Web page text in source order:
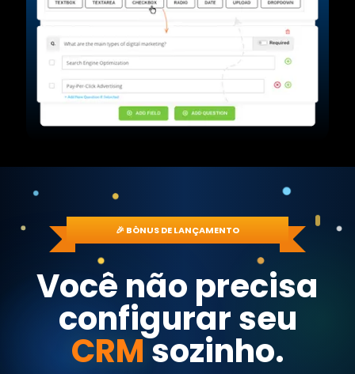
🎉 BÔNUS DE LANÇAMENTO
Você não precisa
configurar seu
CRMsozinho.